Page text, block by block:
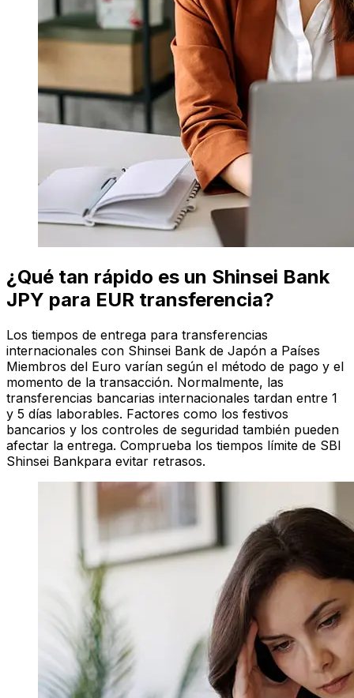
¿Qué tan rápido es un Shinsei Bank
JPY para EUR transferencia?
Los tiempos de entrega para transferencias
internacionales con Shinsei Bank de Japón a Países
Miembros del Euro varían según el método de pago y el
momento de la transacción. Normalmente, las
transferencias bancarias internacionales tardan entre 1
y 5 días laborables. Factores como los festivos
bancarios y los controles de seguridad también pueden
afectar la entrega. Comprueba los tiempos límite de SBI
Shinsei Bankpara evitar retrasos.